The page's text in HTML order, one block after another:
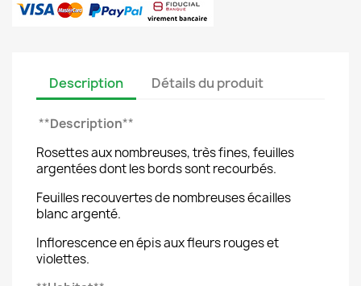
Description Détails du produit
**Description**
Rosettes aux nombreuses, très fines, feuilles
argentées dont les bords sont recourbés.
Feuilles recouvertes de nombreuses écailles
blanc argenté.
Inflorescence en épis aux fleurs rouges et
violettes.